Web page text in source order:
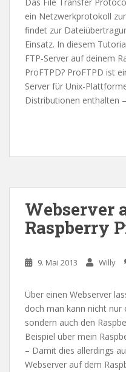
ein Netzwerkprotokoll
findet zur
Einsatz. In diesem
FTP-Server auf deinem
ProFTPD? ProFTPD ist
Server für Unix-
Distributionen enthalten
Webserver
Raspberry
9. Mai 2013 Willy
Über einen Webserver
doch man kann nicht nur
sondern auch den
Beispiel über mein
– Damit dies allerdings
Webserver auf dem